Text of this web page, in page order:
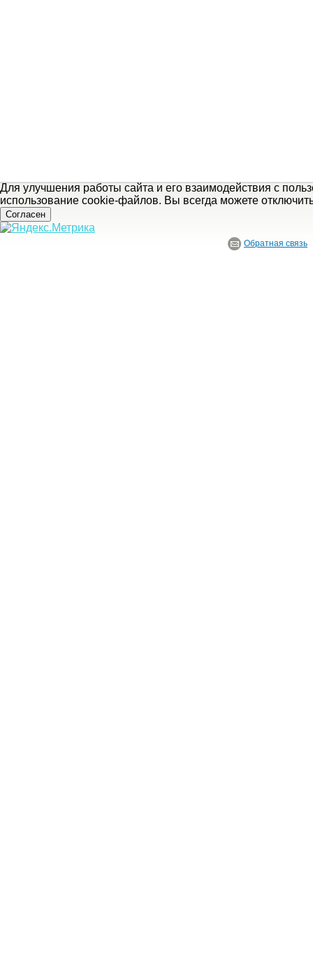
Для улучшения работы сайта и его взаимодействия с
использование cookie-файлов. Вы всегда можете
Согласен
Обратная связь